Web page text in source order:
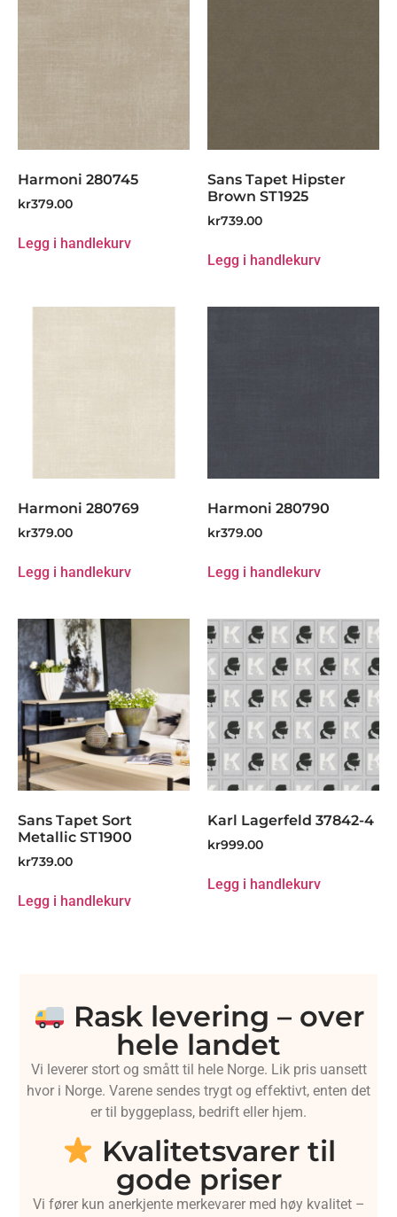
Harmoni 280745
kr379.00
Legg i handlekurv
Sans Tapet Hipster
Brown ST1925
kr739.00
Legg i handlekurv
Harmoni 280769
kr379.00
Legg i handlekurv
Harmoni 280790
kr379.00
Legg i handlekurv
Sans Tapet Sort
Metallic ST1900
kr739.00
Legg i handlekurv
Karl Lagerfeld 37842-4
kr999.00
Legg i handlekurv
Rask levering – over
hele landet
Vi leverer stort og smått til hele Norge. Lik pris uansett
hvor i Norge. Varene sendes trygt og effektivt, enten det
er til byggeplass, bedrift eller hjem.
Kvalitetsvarer til
gode priser
Vi fører kun anerkjente merkevarer med høy kvalitet –